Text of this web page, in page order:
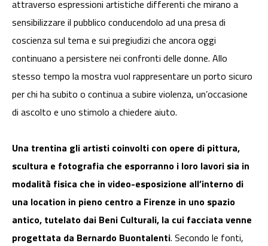
attraverso espressioni artistiche differenti che mirano a
sensibilizzare il pubblico conducendolo ad una presa di
coscienza sul tema e sui pregiudizi che ancora oggi
continuano a persistere nei confronti delle donne. Allo
stesso tempo la mostra vuol rappresentare un porto sicuro
per chi ha subito o continua a subire violenza, un’occasione
di ascolto e uno stimolo a chiedere aiuto.
Una trentina gli artisti coinvolti con opere di pittura,
scultura e fotografia che esporranno i loro lavori sia in
modalità fisica che in video-esposizione all’interno di
una location in pieno centro a Firenze in uno spazio
antico, tutelato dai Beni Culturali, la cui facciata venne
progettata da Bernardo Buontalenti. Secondo le fonti,